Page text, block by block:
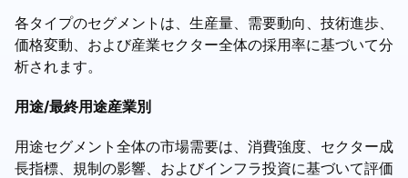
各タイプのセグメントは、生産量、需要動向、技術進歩、
価格変動、および産業セクター全体の採用率に基づいて分
析されます。
用途/最終用途産業別
用途セグメント全体の市場需要は、消費強度、セクター成
長指標、規制の影響、およびインフラ投資に基づいて評価